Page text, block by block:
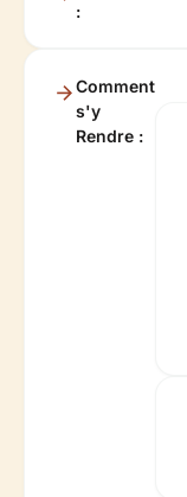
:
Comment
s'y
Rendre :